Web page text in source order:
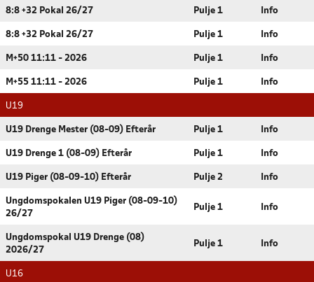
8:8 +32 Pokal 26/27 Pulje 1 Info
8:8 +32 Pokal 26/27 Pulje 1 Info
M+50 11:11 - 2026 Pulje 1 Info
M+55 11:11 - 2026 Pulje 1 Info
U19
U19 Drenge Mester (08-09) Efterår Pulje 1 Info
U19 Drenge 1 (08-09) Efterår Pulje 1 Info
U19 Piger (08-09-10) Efterår Pulje 2 Info
Ungdomspokalen U19 Piger (08-09-10)
26/27
Pulje 1 Info
Ungdomspokal U19 Drenge (08)
2026/27
Pulje 1 Info
U16